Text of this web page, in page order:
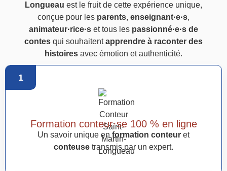
Longueau est le fruit de cette expérience unique,
conçue pour les parents, enseignant·e·s,
animateur·rice·set tous les passionné·e·s de
contesqui souhaitentapprendre à raconter des
histoiresavec émotion et authenticité.
1
Formation conteur·se 100 % en ligne
Un savoir unique en formation conteur et
conteuse transmis par un expert.